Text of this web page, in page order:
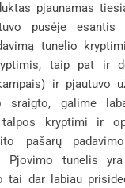
pjaunamas
pusėje esantis
tunelio
taip pat ir
ir pjautuvo
sraigto, galime
talpos kryptimi ir
pašarų
Pjovimo tunelis
tai dar labiau